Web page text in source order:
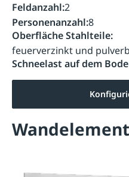
Feldanzahl:2
Personenanzahl:8
Oberfläche Stahlteile:
feuerverzinkt und
Schneelast auf dem